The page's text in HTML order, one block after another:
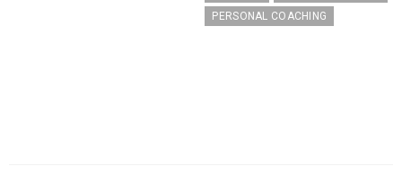
PERSONAL COACHING